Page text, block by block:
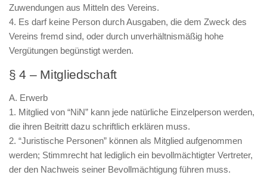
Zuwendungen aus Mitteln des Vereins.
4. Es darf keine Person durch Ausgaben, die dem Zweck des
Vereins fremd sind, oder durch unverhältnismäßig hohe
Vergütungen begünstigt werden.
§ 4 – Mitgliedschaft
A. Erwerb
1. Mitglied von “NiN” kann jede natürliche Einzelperson werden,
die ihren Beitritt dazu schriftlich erklären muss.
2. “Juristische Personen” können als Mitglied aufgenommen
werden; Stimmrecht hat lediglich ein bevollmächtigter Vertreter,
der den Nachweis seiner Bevollmächtigung führen muss.